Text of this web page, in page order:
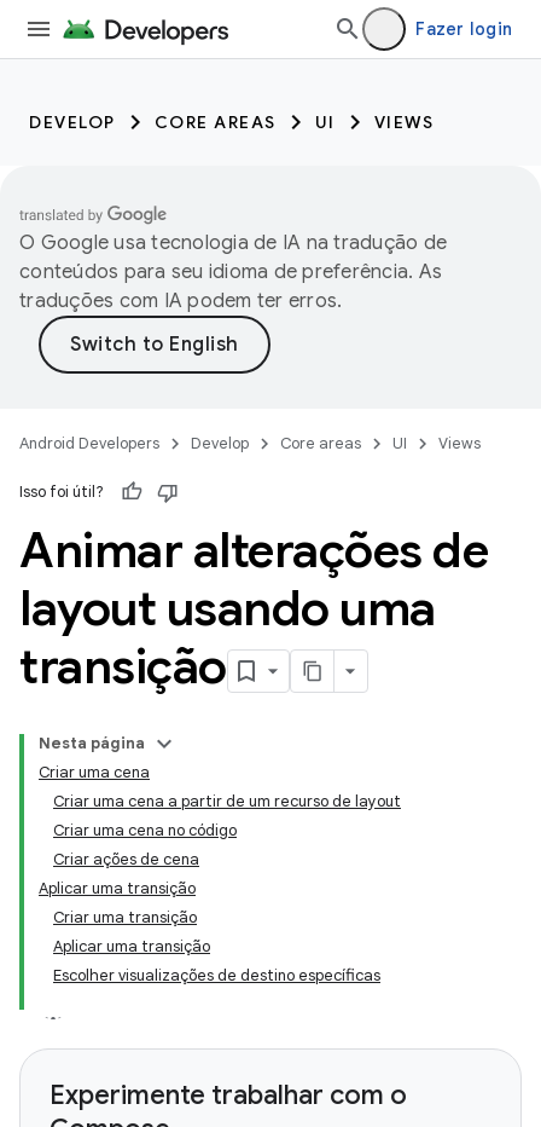
Fazer login
DEVELOP CORE AREAS UI VIEWS
O Google usa tecnologia de IA na tradução de
conteúdos para seu idioma de preferência. As
traduções com IA podem ter erros.
Android Developers Develop Core areas UI Views
Isso foi útil?
Animar alterações de
layout usando uma
transição
Nesta página
Criar uma cena
Criar uma cena a partir de um recurso de layout
Criar uma cena no código
Criar ações de cena
Aplicar uma transição
Criar uma transição
Aplicar uma transição
Escolher visualizações de destino específicas
Experimente trabalhar com o